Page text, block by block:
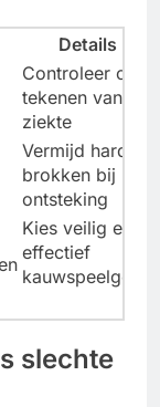
Details
Controleer op
tekenen van
ziekte
Vermijd harde
brokken bij
ontsteking
Kies veilig en
effectief
kauwspeelgoed
slechte